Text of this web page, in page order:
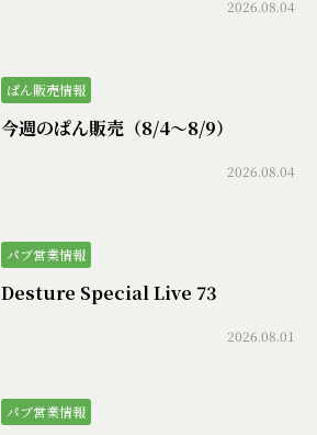
2026.08.04
ぱん販売情報
今週のぱん販売（8/4〜8/9）
2026.08.04
パブ営業情報
Desture Special Live 73
2026.08.01
パブ営業情報